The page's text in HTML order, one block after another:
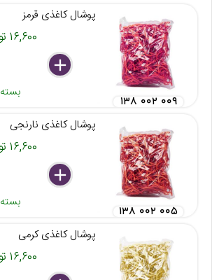
پوشال کاغذی قرمز
۱۶,۶۰۰ تومان
delete
remove
add
بسته
۱۳۸ ۰۰۲ ۰۰۹
پوشال کاغذی نارنجی
۱۶,۶۰۰ تومان
delete
remove
add
بسته
۱۳۸ ۰۰۲ ۰۰۵
پوشال کاغذی کرمی
۱۶,۶۰۰ تومان